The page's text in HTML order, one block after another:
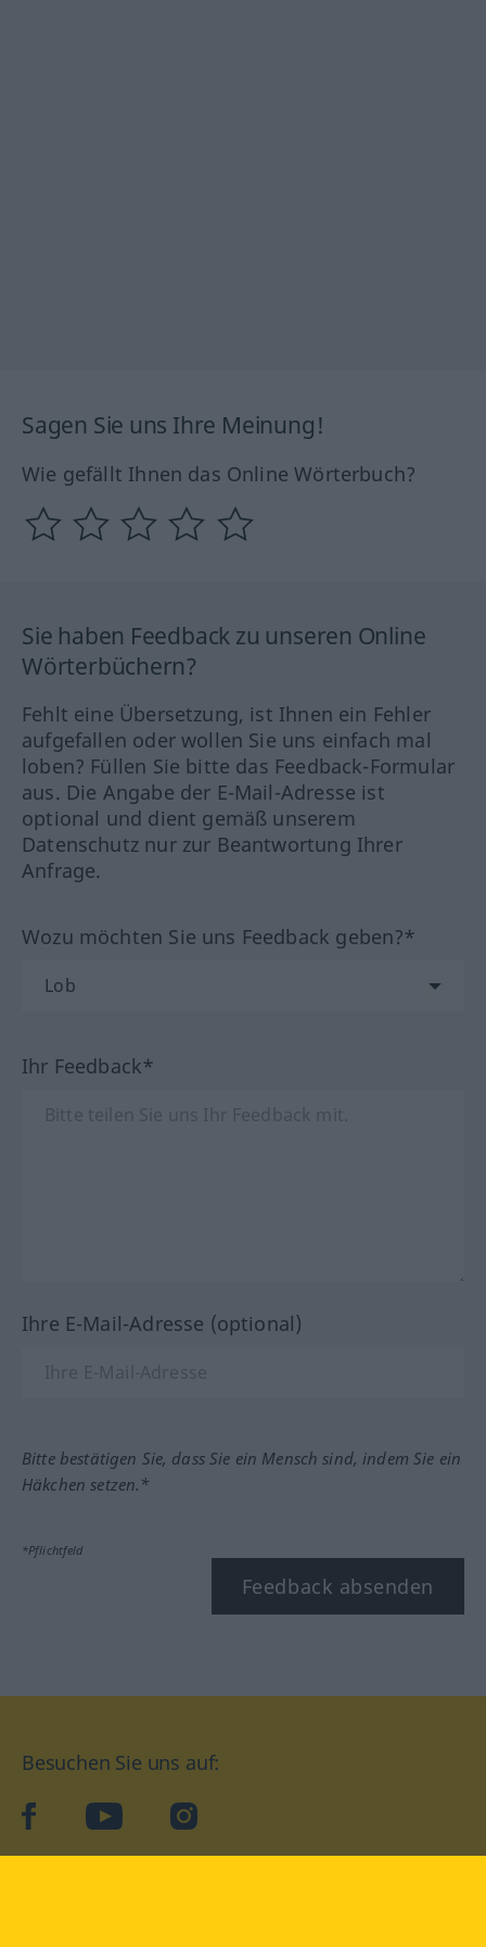
Sagen Sie uns Ihre Meinung!
Wie gefällt Ihnen das Online Wörterbuch?
Sie haben Feedback zu unseren Online
Wörterbüchern?
Fehlt eine Übersetzung, ist Ihnen ein Fehler
aufgefallen oder wollen Sie uns einfach mal
loben? Füllen Sie bitte das Feedback-Formular
aus. Die Angabe der E-Mail-Adresse ist
optional und dient gemäß unserem
Datenschutz nur zur Beantwortung Ihrer
Anfrage.
Wozu möchten Sie uns Feedback geben?*
Ihr Feedback*
Ihre E-Mail-Adresse (optional)
Bitte bestätigen Sie, dass Sie ein Mensch sind, indem Sie ein
Häkchen setzen.*
*Pflichtfeld
Feedback absenden
Besuchen Sie uns auf:
facebookYouTube Instagram